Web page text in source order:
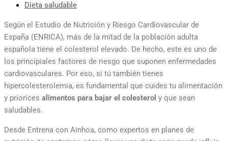
Dieta saludable
Según el Estudio de Nutrición y Riesgo Cardiovascular de
España (ENRICA), más de la mitad de la población adulta
española tiene el colesterol elevado. De hecho, este es uno de
los princípiales factores de riesgo que suponen enfermedades
cardiovasculares. Por eso, si tú también tienes
hipercolesterolemia, es fundamental que cuides tu alimentación
y priorices alimentos para bajar el colesterol y que sean
saludables.
Desde Entrena con Ainhoa, como expertos en planes de